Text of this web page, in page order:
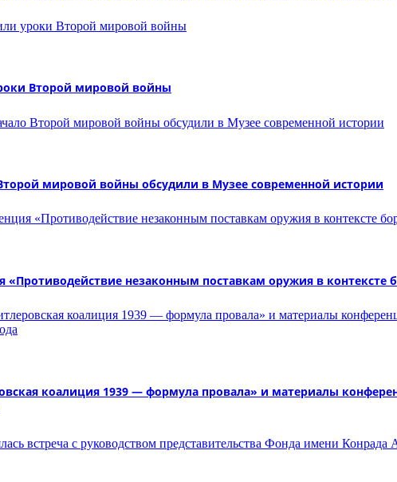
Второй мировой войны
мировой войны обсудили в Музее современной истории
«Противодействие незаконным поставкам оружия в
коалиция 1939 — формула провала» и материалы